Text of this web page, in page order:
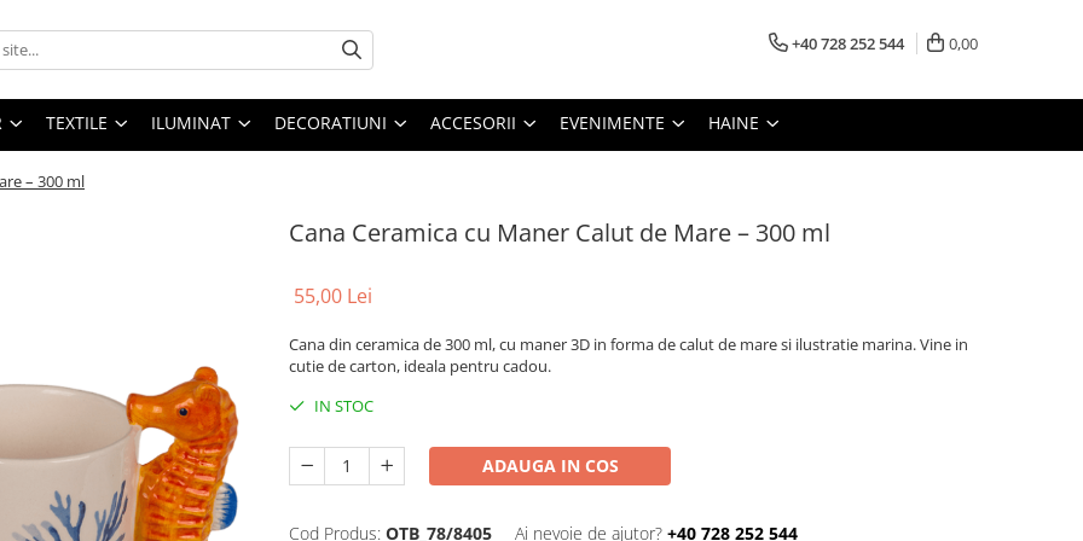
+40 728 252 544 0,00
TEXTILE ILUMINAT DECORATIUNI ACCESORII EVENIMENTE HAINE
– 300 ml
Cana Ceramica cu Maner Calut de Mare – 300 ml
55,00 Lei
Cana din ceramica de 300 ml, cu maner 3D in forma de calut de mare si ilustratie marina. Vine in
cutie de carton, ideala pentru cadou.
IN STOC
ADAUGA IN COS
Cod Produs: OTB_78/8405 Ai nevoie de ajutor? +40 728 252 544